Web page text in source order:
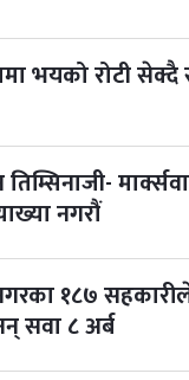
भयको रोटी सेक्दै
नगरौं
१८७
सवा ८ अर्ब